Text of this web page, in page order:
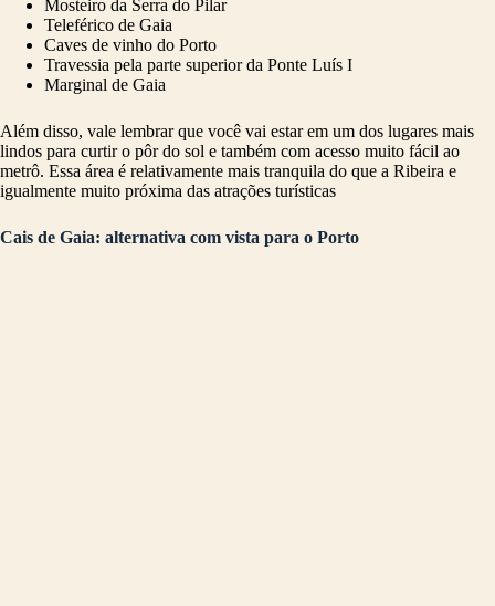
Mosteiro da Serra do Pilar
Teleférico de Gaia
Caves de vinho do Porto
Travessia pela parte superior da Ponte Luís I
Marginal de Gaia
Além disso, vale lembrar que você vai estar em um dos lugares mais
lindos para curtir o pôr do sol e também com acesso muito fácil ao
metrô. Essa área é relativamente mais tranquila do que a Ribeira e
igualmente muito próxima das atrações turísticas
Cais de Gaia: alternativa com vista para o Porto